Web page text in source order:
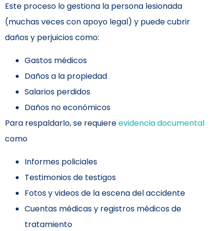
Este proceso lo gestiona la persona lesionada
(muchas veces con apoyo legal) y puede cubrir
daños y perjuicios como:
Gastos médicos
Daños a la propiedad
Salarios perdidos
Daños no económicos
Para respaldarlo, se requiereevidencia documental
como
Informes policiales
Testimonios de testigos
Fotos y videos de la escena del accidente
Cuentas médicas y registros médicos de
tratamiento